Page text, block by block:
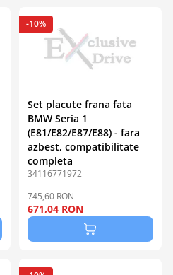
Set placute frana fata
BMW Seria 1
(E81/E82/E87/E88) - fara
azbest, compatibilitate
completa
34116771972
745,60 RON
671,04 RON
-10%